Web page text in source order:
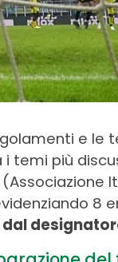
e le
temi più
8